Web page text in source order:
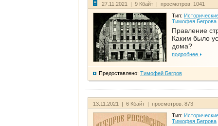
27.11.2021 | 9 Кбайт | просмотров: 1041
Тип:
Тимофея Бегрова
Правление
Каким было
дома?
подробнее
Предоставлено: Тимофей Бегров
13.11.2021 | 6 Кбайт | просмотров: 873
Тип:
Тимофея Бегрова